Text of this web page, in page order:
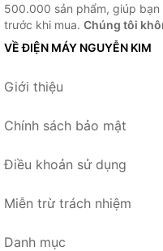
500.000 sản phẩm, giúp
trước khi mua. Chúng tôi
VỀ ĐIỆN MÁY NGUYỄN KIM
Giới thiệu
Chính sách bảo mật
Điều khoản sử dụng
Miễn trừ trách nhiệm
Danh mục